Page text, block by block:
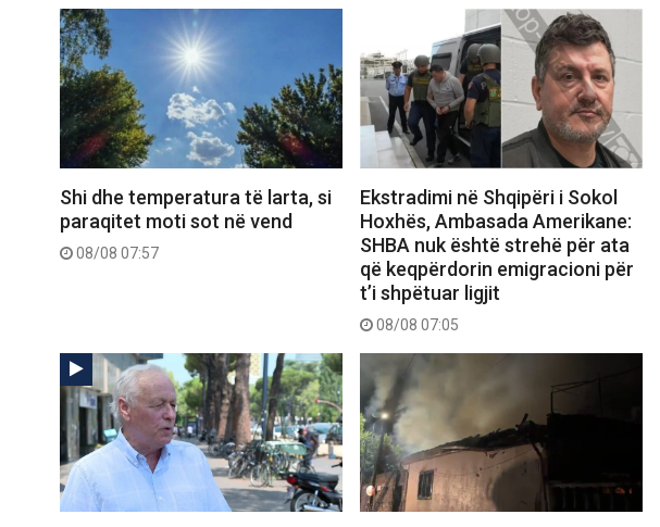
Shi dhe temperatura të larta, si
paraqitet moti sot në vend
08/08 07:57
Ekstradimi në Shqipëri i Sokol
Hoxhës, Ambasada Amerikane:
SHBA nuk është strehë për ata
që keqpërdorin emigracioni për
t’i shpëtuar ligjit
08/08 07:05